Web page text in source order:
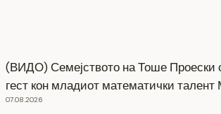
(ВИДО) Семејството на Тоше Проески
гест кон младиот математички талент
07.08.2026